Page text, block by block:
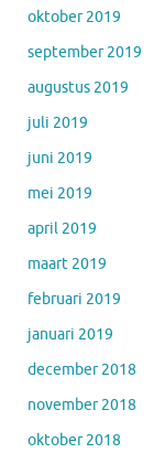
oktober 2019
september 2019
augustus 2019
juli 2019
juni 2019
mei 2019
april 2019
maart 2019
februari 2019
januari 2019
december 2018
november 2018
oktober 2018